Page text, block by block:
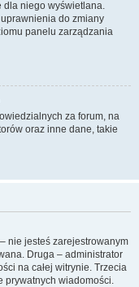
dla niego wyświetlana.
do zmiany
panelu zarządzania
za forum, na
oraz inne dane, takie
nie jesteś zarejestrowanym
Druga – administrator
na całej witrynie. Trzecia
prywatnych wiadomości.